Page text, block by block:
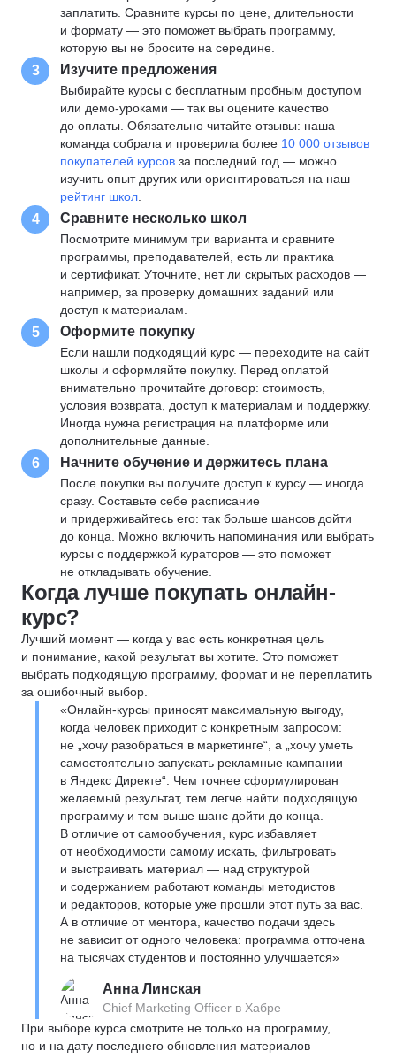
заплатить. Сравните курсы по цене, длительности
и формату — это поможет выбрать программу,
которую вы не бросите на середине.
3 Изучите предложения
Выбирайте курсы с бесплатным пробным доступом
или демо-уроками — так вы оцените качество
до оплаты. Обязательно читайте отзывы: наша
команда собрала и проверила более 10 000 отзывов
покупателей курсов за последний год — можно
изучить опыт других или ориентироваться на наш
рейтинг школ
4 Сравните несколько школ
Посмотрите минимум три варианта и сравните
программы, преподавателей, есть ли практика
и сертификат. Уточните, нет ли скрытых расходов —
например, за проверку домашних заданий или
доступ к материалам.
5 Оформите покупку
Если нашли подходящий курс — переходите на сайт
школы и оформляйте покупку. Перед оплатой
внимательно прочитайте договор: стоимость,
условия возврата, доступ к материалам и поддержку.
Иногда нужна регистрация на платформе или
дополнительные данные.
6 Начните обучение и держитесь плана
После покупки вы получите доступ к курсу — иногда
сразу. Составьте себе расписание
и придерживайтесь его: так больше шансов дойти
до конца. Можно включить напоминания или выбрать
курсы с поддержкой кураторов — это поможет
не откладывать обучение.
Когда лучше покупать онлайн-
курс?
Лучший момент — когда у вас есть конкретная цель
и понимание, какой результат вы хотите. Это поможет
выбрать подходящую программу, формат и не переплатить
за ошибочный выбор.
«Онлайн-курсы приносят максимальную выгоду,
когда человек приходит с конкретным запросом:
не „хочу разобраться в маркетинге“, а „хочу уметь
самостоятельно запускать рекламные кампании
в Яндекс Директе“. Чем точнее сформулирован
желаемый результат, тем легче найти подходящую
программу и тем выше шанс дойти до конца.
В отличие от самообучения, курс избавляет
от необходимости самому искать, фильтровать
и выстраивать материал — над структурой
и содержанием работают команды методистов
и редакторов, которые уже прошли этот путь за вас.
А в отличие от ментора, качество подачи здесь
не зависит от одного человека: программа отточена
на тысячах студентов и постоянно улучшается»
Анна Линская
Chief Marketing Officer в Хабре
При выборе курса смотрите не только на программу,
но и на дату последнего обновления материалов